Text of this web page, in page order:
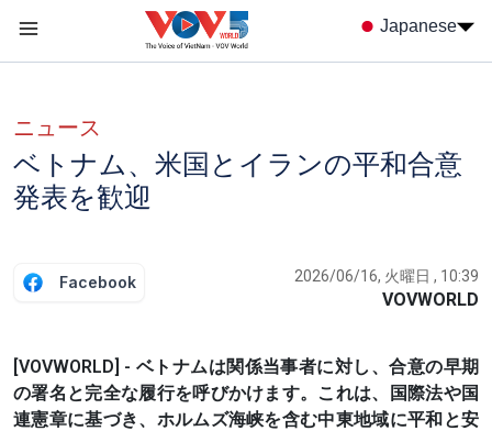
Japanese
ニュース
ベトナム、米国とイランの平和合意
発表を歓迎
Facebook 2026/06/16, 火曜日 , 10:39
VOVWORLD
[VOVWORLD] - ベトナムは関係当事者に対し、合意の早期
の署名と完全な履行を呼びかけます。これは、国際法や国
連憲章に基づき、ホルムズ海峡を含む中東地域に平和と安